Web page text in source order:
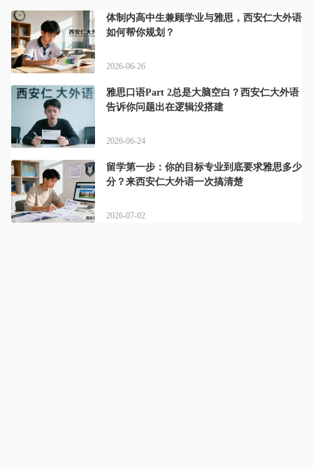
体制内高中生兼顾学业与雅思，西安仁大外语
如何帮你规划？
2026-06-26
雅思口语Part 2总是大脑空白？西安仁大外语
告诉你问题出在逻辑没搭建
2026-06-24
留学第一步：你的目标专业到底要求雅思多少
分？来西安仁大外语一次搞清楚
2026-07-02